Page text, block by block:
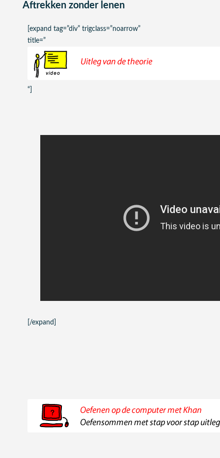
Aftrekken zonder lenen
[expand tag=”div” trigclass=”noarrow”
title=”
“]
[/expand]